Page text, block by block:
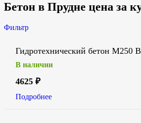
Бетон в Прудне цена за
Фильтр
Гидротехнический бетон М250
В наличии
4625 ₽
Подробнее